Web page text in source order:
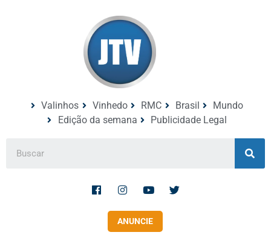
Valinhos Vinhedo RMC Brasil
Mundo
Edição da semana
Publicidade Legal
ANUNCIE